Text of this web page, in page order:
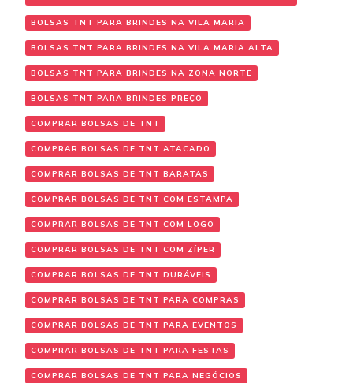
BOLSAS TNT PARA BRINDES NA VILA MARIA
BOLSAS TNT PARA BRINDES NA VILA MARIA ALTA
BOLSAS TNT PARA BRINDES NA ZONA NORTE
BOLSAS TNT PARA BRINDES PREÇO
COMPRAR BOLSAS DE TNT
COMPRAR BOLSAS DE TNT ATACADO
COMPRAR BOLSAS DE TNT BARATAS
COMPRAR BOLSAS DE TNT COM ESTAMPA
COMPRAR BOLSAS DE TNT COM LOGO
COMPRAR BOLSAS DE TNT COM ZÍPER
COMPRAR BOLSAS DE TNT DURÁVEIS
COMPRAR BOLSAS DE TNT PARA COMPRAS
COMPRAR BOLSAS DE TNT PARA EVENTOS
COMPRAR BOLSAS DE TNT PARA FESTAS
COMPRAR BOLSAS DE TNT PARA NEGÓCIOS